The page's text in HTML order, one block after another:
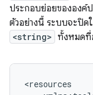
ประกอบย่อยขององค์
ตัวอย่างนี้ ระบบจะปิด
<string> ทั้งหมดที่